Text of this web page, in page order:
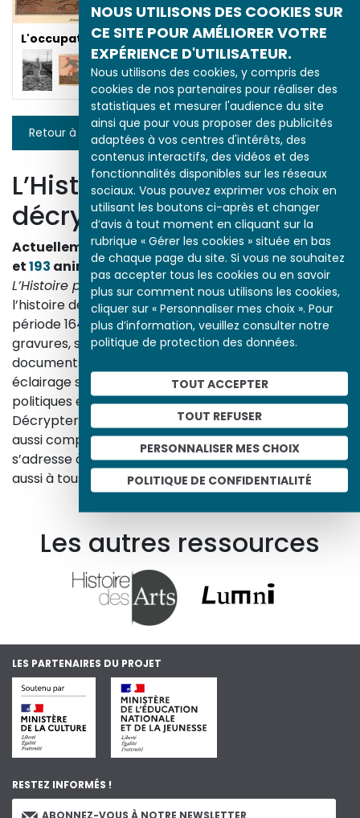
NOUS UTILISONS DES COOKIES SUR
CE SITE POUR AMÉLIORER VOTRE
EXPÉRIENCE D'UTILISATEUR.
Nous utilisons des cookies, y compris des
cookies de nos partenaires pour réaliser des
statistiques et mesurer l'audience du site
ainsi que pour vous proposer des publicités
adaptées à vos centres d'intérêts, des
contenus interactifs, des vidéos et des
fonctionnalités disponibles sur les réseaux
sociaux. Vous pouvez exprimer vos choix en
utilisant les boutons ci-après et changer
d’avis à tout moment en cliquant sur la
rubrique « Gérer les cookies » située en bas
de chaque page du site. Si vous ne souhaitez
pas accepter tous les cookies ou en savoir
plus sur comment nous utilisons les cookies,
cliquer sur « Personnaliser mes choix ». Pour
plus d’information, veuillez consulter notre
politique de protection des données.
TOUT ACCEPTER
TOUT REFUSER
PERSONNALISER MES CHOIX
POLITIQUE DE CONFIDENTIALITÉ
L'occupation de la Ruhr
Retour à la liste
L’Histoire par l’image
décrypte l’histoire
Actuellement en ligne3153œuvres,1748études
et193 animations.
L’Histoire par l’imageexplore les événements de
l’histoire de France et les évolutions majeures de la
période 1643-1945. À travers des peintures, dessins,
gravures, sculptures, photographies, affiches,
documents d’archives, nos études proposent un
éclairage sur les réalités sociales, économiques,
politiques et culturelles d’une époque.
Décrypter les images et les événements d’hier, c’est
aussi comprendre ceux d’aujourd’hui. Un site qui
s’adresse à tous, famille, enseignants, élèves… mais
aussi à tous les curieux, amateurs d’art et d’histoire.
Les autres ressources
LES PARTENAIRES DU PROJET
RESTEZ INFORMÉS !
ABONNEZ-VOUS À NOTRE NEWSLETTER